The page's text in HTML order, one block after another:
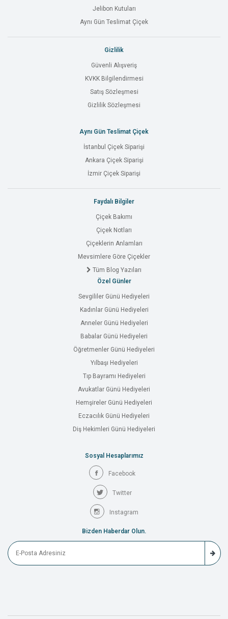
Jelibon Kutuları
Aynı Gün Teslimat Çiçek
Gizlilik
Güvenli Alışveriş
KVKK Bilgilendirmesi
Satış Sözleşmesi
Gizlilik Sözleşmesi
Aynı Gün Teslimat Çiçek
İstanbul Çiçek Siparişi
Ankara Çiçek Siparişi
İzmir Çiçek Siparişi
Faydalı Bilgiler
Çiçek Bakımı
Çiçek Notları
Çiçeklerin Anlamları
Mevsimlere Göre Çiçekler
Tüm Blog Yazıları
Özel Günler
Sevgililer Günü Hediyeleri
Kadınlar Günü Hediyeleri
Anneler Günü Hediyeleri
Babalar Günü Hediyeleri
Öğretmenler Günü Hediyeleri
Yılbaşı Hediyeleri
Tıp Bayramı Hediyeleri
Avukatlar Günü Hediyeleri
Hemşireler Günü Hediyeleri
Eczacılık Günü Hediyeleri
Diş Hekimleri Günü Hediyeleri
Sosyal Hesaplarımız
Facebook
Twitter
Instagram
Bizden Haberdar Olun.